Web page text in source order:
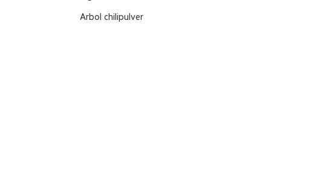
Arbol chilipulver